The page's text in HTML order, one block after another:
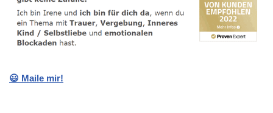
😃 Maile mir!